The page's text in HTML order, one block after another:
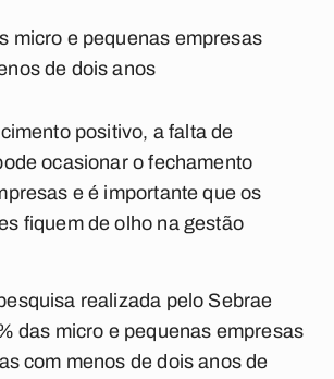
micro e pequenas empresas
de dois anos
positivo, a falta de
ocasionar o fechamento
e é importante que os
fiquem de olho na gestão
realizada pelo Sebrae
das micro e pequenas empresas
com menos de dois anos de